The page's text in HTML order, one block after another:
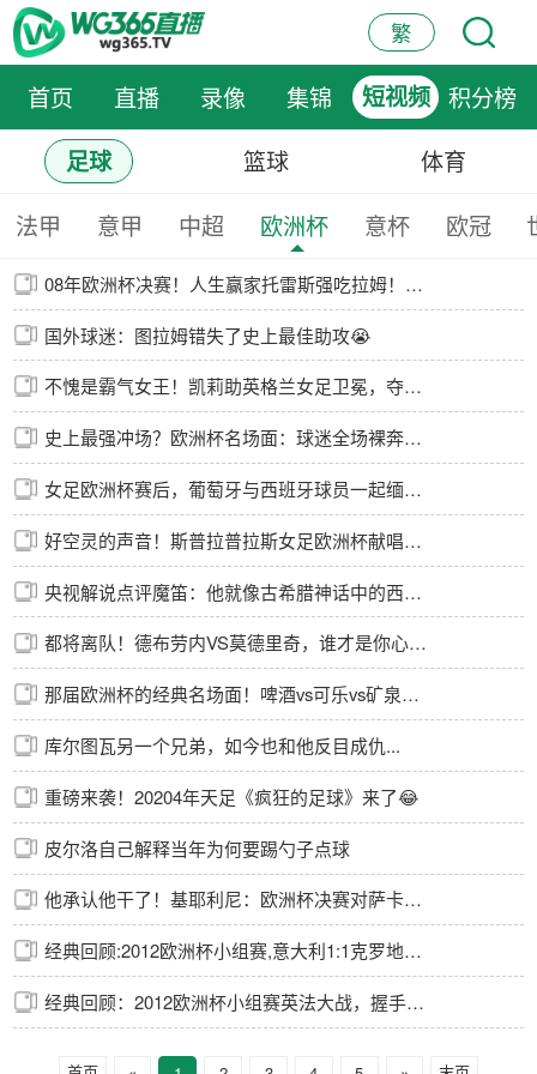
繁
首页 直播 录像 集锦 短视频 积分榜
足球
篮球 体育
法甲 意甲 中超 欧洲杯 意杯 欧冠
08年欧洲杯决赛！人生赢家托雷斯强吃拉姆！打进制胜进球！!
国外球迷：图拉姆错失了史上最佳助攻😭
不愧是霸气女王！凯莉助英格兰女足卫冕，夺冠游行又爆金句名
史上最强冲场？欧洲杯名场面：球迷全场裸奔连续摆脱安保！
女足欧洲杯赛后，葡萄牙与西班牙球员一起缅怀因车祸去世的若塔
好空灵的声音！斯普拉普拉斯女足欧洲杯献唱挪威国歌！
央视解说点评魔笛：他就像古希腊神话中的西西弗斯一样
都将离队！德布劳内VS莫德里奇，谁才是你心目中现役第一中场？
那届欧洲杯的经典名场面！啤酒vs可乐vs矿泉水！你更爱喝什么？
库尔图瓦另一个兄弟，如今也和他反目成仇...
重磅来袭！20204年天足《疯狂的足球》来了😂
皮尔洛自己解释当年为何要踢勺子点球
他承认他干了！基耶利尼：欧洲杯决赛对萨卡的犯规是黄牌
经典回顾:2012欧洲杯小组赛,意大利1:1克罗地亚,皮尔洛任意球破门
经典回顾：2012欧洲杯小组赛英法大战，握手言和